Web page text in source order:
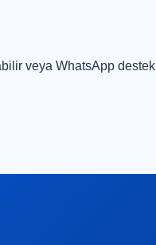
veya WhatsApp destek